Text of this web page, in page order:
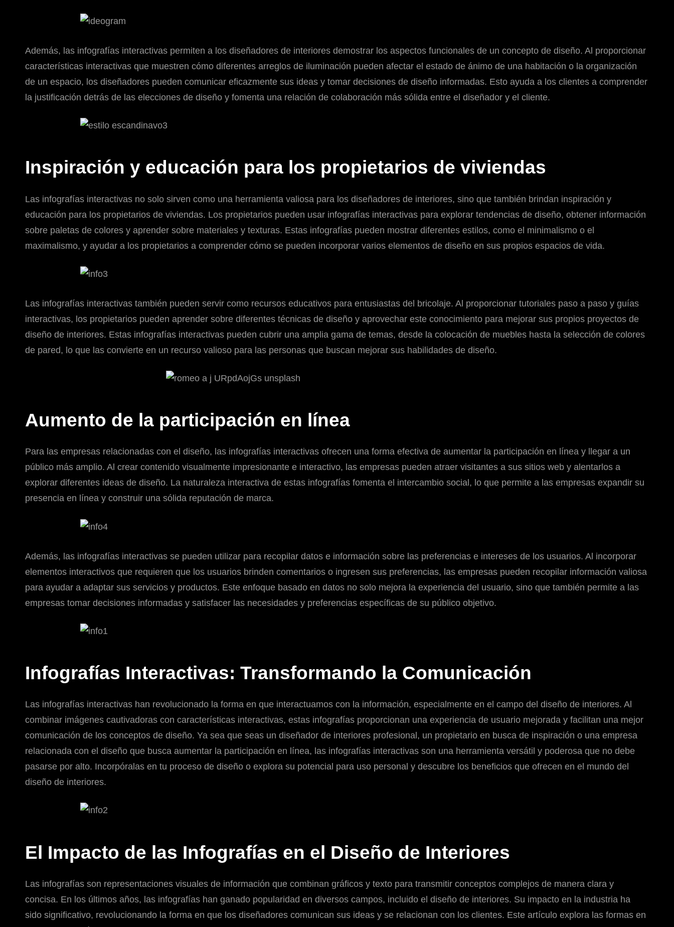
Además, las infografías interactivas permiten a los diseñadores de interiores demostrar los aspectos funcionales de un concepto de diseño. Al proporcionar
características interactivas que muestren cómo diferentes arreglos de iluminación pueden afectar el estado de ánimo de una habitación o la organización
de un espacio, los diseñadores pueden comunicar eficazmente sus ideas y tomar decisiones de diseño informadas. Esto ayuda a los clientes a comprender
la justificación detrás de las elecciones de diseño y fomenta una relación de colaboración más sólida entre el diseñador y el cliente.
Inspiración y educación para los propietarios de viviendas
Las infografías interactivas no solo sirven como una herramienta valiosa para los diseñadores de interiores, sino que también brindan inspiración y
educación para los propietarios de viviendas. Los propietarios pueden usar infografías interactivas para explorar tendencias de diseño, obtener información
sobre paletas de colores y aprender sobre materiales y texturas. Estas infografías pueden mostrar diferentes estilos, como el minimalismo o el
maximalismo, y ayudar a los propietarios a comprender cómo se pueden incorporar varios elementos de diseño en sus propios espacios de vida.
Las infografías interactivas también pueden servir como recursos educativos para entusiastas del bricolaje. Al proporcionar tutoriales paso a paso y guías
interactivas, los propietarios pueden aprender sobre diferentes técnicas de diseño y aprovechar este conocimiento para mejorar sus propios proyectos de
diseño de interiores. Estas infografías interactivas pueden cubrir una amplia gama de temas, desde la colocación de muebles hasta la selección de colores
de pared, lo que las convierte en un recurso valioso para las personas que buscan mejorar sus habilidades de diseño.
Aumento de la participación en línea
Para las empresas relacionadas con el diseño, las infografías interactivas ofrecen una forma efectiva de aumentar la participación en línea y llegar a un
público más amplio. Al crear contenido visualmente impresionante e interactivo, las empresas pueden atraer visitantes a sus sitios web y alentarlos a
explorar diferentes ideas de diseño. La naturaleza interactiva de estas infografías fomenta el intercambio social, lo que permite a las empresas expandir su
presencia en línea y construir una sólida reputación de marca.
Además, las infografías interactivas se pueden utilizar para recopilar datos e información sobre las preferencias e intereses de los usuarios. Al incorporar
elementos interactivos que requieren que los usuarios brinden comentarios o ingresen sus preferencias, las empresas pueden recopilar información valiosa
para ayudar a adaptar sus servicios y productos. Este enfoque basado en datos no solo mejora la experiencia del usuario, sino que también permite a las
empresas tomar decisiones informadas y satisfacer las necesidades y preferencias específicas de su público objetivo.
Infografías Interactivas: Transformando la Comunicación
Las infografías interactivas han revolucionado la forma en que interactuamos con la información, especialmente en el campo del diseño de interiores. Al
combinar imágenes cautivadoras con características interactivas, estas infografías proporcionan una experiencia de usuario mejorada y facilitan una mejor
comunicación de los conceptos de diseño. Ya sea que seas un diseñador de interiores profesional, un propietario en busca de inspiración o una empresa
relacionada con el diseño que busca aumentar la participación en línea, las infografías interactivas son una herramienta versátil y poderosa que no debe
pasarse por alto. Incorpóralas en tu proceso de diseño o explora su potencial para uso personal y descubre los beneficios que ofrecen en el mundo del
diseño de interiores.
El Impacto de las Infografías en el Diseño de Interiores
Las infografías son representaciones visuales de información que combinan gráficos y texto para transmitir conceptos complejos de manera clara y
concisa. En los últimos años, las infografías han ganado popularidad en diversos campos, incluido el diseño de interiores. Su impacto en la industria ha
sido significativo, revolucionando la forma en que los diseñadores comunican sus ideas y se relacionan con los clientes. Este artículo explora las formas en